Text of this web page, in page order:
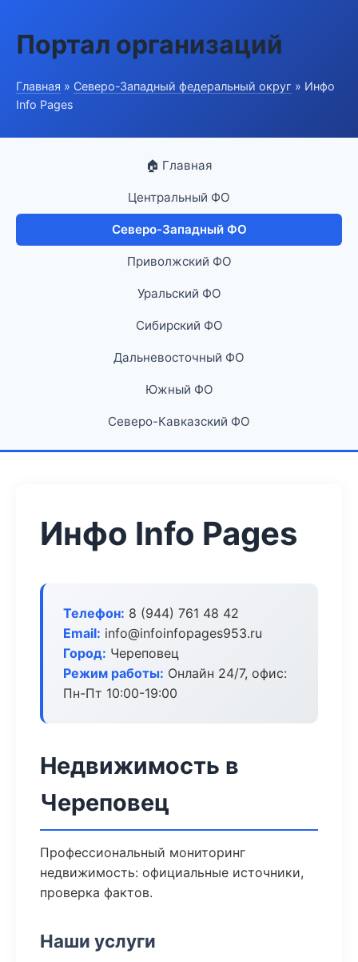
Портал организаций
Главная » Северо-Западный федеральный округ » Инфо
Info Pages
🏠 Главная
Центральный ФО
Северо-Западный ФО
Приволжский ФО
Уральский ФО
Сибирский ФО
Дальневосточный ФО
Южный ФО
Северо-Кавказский ФО
Инфо Info Pages
Телефон: 8 (944) 761 48 42
Email: info@infoinfopages953.ru
Город: Череповец
Режим работы: Онлайн 24/7, офис:
Пн-Пт 10:00-19:00
Недвижимость в
Череповец
Профессиональный мониторинг
недвижимость: официальные источники,
проверка фактов.
Наши услуги